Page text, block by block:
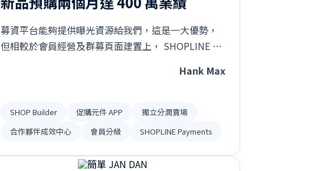
募資平台能夠提供曝光資源給我們，這是一大優勢，
但相較於會員經營及群募頁面建置上， SHOPLINE 可
拖曳的方式自由排版，不但頁面設計能更多變，使用
Hank Max
SHOP Builder 促購元件 APP
獨立分潤賣場
合作夥伴成效中心
會員分級 SHOPLINE Payments